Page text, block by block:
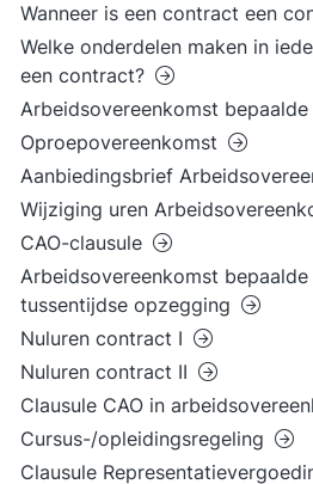
Wanneer is een contract een
Welke onderdelen maken in
een contract?
Arbeidsovereenkomst
Oproepovereenkomst
Aanbiedingsbrief
Wijziging uren
CAO-clausule
Arbeidsovereenkomst
tussentijdse opzegging
Nuluren contract I
Nuluren contract II
Clausule CAO in
Cursus-/opleidingsregeling
Clausule